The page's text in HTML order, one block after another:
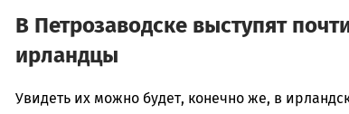
В Петрозаводске выступят
ирландцы
admintimur
Увидеть их можно будет, конечно же, в